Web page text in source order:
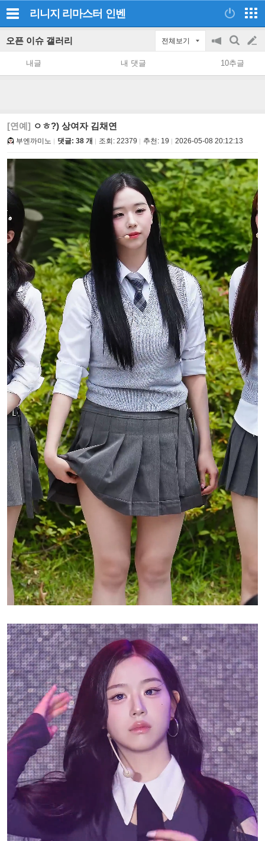
리니지 리마스터 인벤
오픈 이슈 갤러리 전체보기
공
지
on/off
검
색
글
쓰
내글 내 댓글 10추글
[연예] ㅇㅎ?) 상여자 김채연
부엔까미노 댓글: 38 개 조회: 22379 추천: 19 2026-05-08 20:12:13